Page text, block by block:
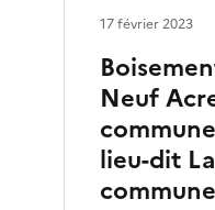
Neuf
lieu-dit
17 février 2023